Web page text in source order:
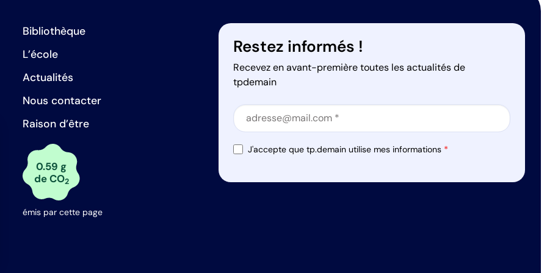
Bibliothèque
L’école
Actualités
Nous contacter
Raison d’être
0.59 g
de CO2
émis par cette page
Restez informés !
Recevez en avant-première toutes les actualités de
tpdemain
Section
Section
J'accepte que tp.demain utilise mes informations *